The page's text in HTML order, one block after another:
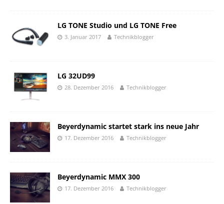
LG TONE Studio und LG TONE Free
3. Januar 2017 Technikblogger
LG 32UD99
28. Dezember 2016 Technikblogger
Beyerdynamic startet stark ins neue Jahr
17. Dezember 2016 Technikblogger
Beyerdynamic MMX 300
17. Dezember 2016 Technikblogger